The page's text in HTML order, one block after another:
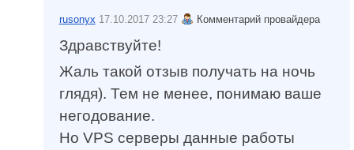
rusonyx 17.10.2017 23:27 Комментарий провайдера
Здравствуйте!
Жаль такой отзыв получать на ночь
глядя). Тем не менее, понимаю ваше
негодование.
Но VPS серверы данные работы